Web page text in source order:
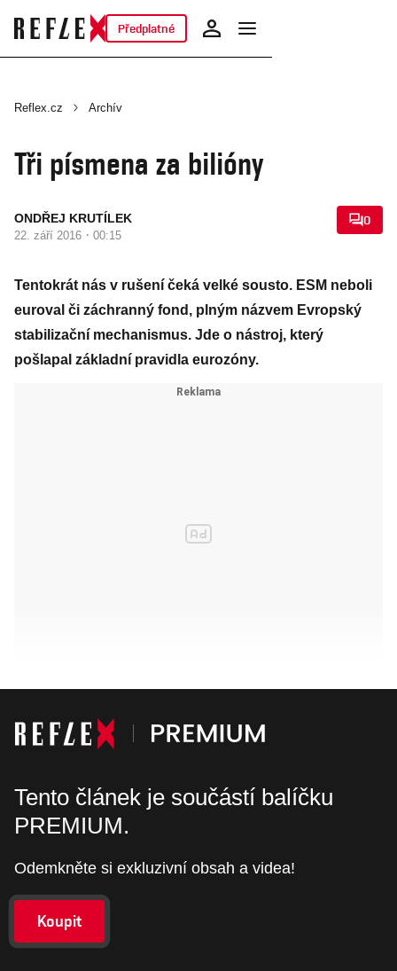
Předplatné
Reflex.cz Archív
Tři písmena za bilióny
ONDŘEJ KRUTÍLEK
22. září 2016 · 00:15
0
Tentokrát nás v rušení čeká velké sousto. ESM neboli
euroval či záchranný fond, plným názvem Evropský
stabilizační mechanismus. Jde o nástroj, který
pošlapal základní pravidla eurozóny.
Tento článek je součástí balíčku
PREMIUM.
Odemkněte si exkluzivní obsah a videa!
Koupit